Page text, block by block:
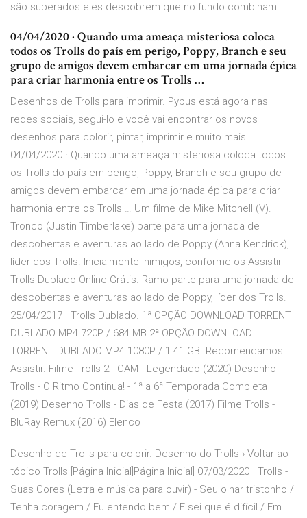
são superados eles descobrem que no fundo combinam.
04/04/2020 · Quando uma ameaça misteriosa coloca
todos os Trolls do país em perigo, Poppy, Branch e seu
grupo de amigos devem embarcar em uma jornada épica
para criar harmonia entre os Trolls …
Desenhos de Trolls para imprimir. Pypus está agora nas
redes sociais, segui-lo e você vai encontrar os novos
desenhos para colorir, pintar, imprimir e muito mais.
04/04/2020 · Quando uma ameaça misteriosa coloca todos
os Trolls do país em perigo, Poppy, Branch e seu grupo de
amigos devem embarcar em uma jornada épica para criar
harmonia entre os Trolls … Um filme de Mike Mitchell (V).
Tronco (Justin Timberlake) parte para uma jornada de
descobertas e aventuras ao lado de Poppy (Anna Kendrick),
líder dos Trolls. Inicialmente inimigos, conforme os Assistir
Trolls Dublado Online Grátis. Ramo parte para uma jornada de
descobertas e aventuras ao lado de Poppy, líder dos Trolls.
25/04/2017 · Trolls Dublado. 1ª OPÇÃO DOWNLOAD TORRENT
DUBLADO MP4 720P / 684 MB 2ª OPÇÃO DOWNLOAD
TORRENT DUBLADO MP4 1080P / 1.41 GB. Recomendamos
Assistir. Filme Trolls 2 - CAM - Legendado (2020) Desenho
Trolls - O Ritmo Continua! - 1ª a 6ª Temporada Completa
(2019) Desenho Trolls - Dias de Festa (2017) Filme Trolls -
BluRay Remux (2016) Elenco
Desenho de Trolls para colorir. Desenho do Trolls › Voltar ao
tópico Trolls [Página Inicial]Página Inicial] 07/03/2020 · Trolls -
Suas Cores (Letra e música para ouvir) - Seu olhar tristonho /
Tenha coragem / Eu entendo bem / E sei que é difícil / Em